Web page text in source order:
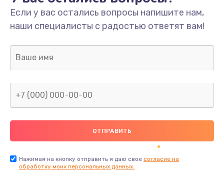
Обновление ПО
500 руб.
Заказать
Замена датчиков управления, высоты, движения
600 руб.
Заказать
Если у вас остались вопросы напишите нам,
наши специалисты с радостью ответят вам!
Нажимая на кнопку отправить я даю свое согласие на
обработку моих персональных данных.